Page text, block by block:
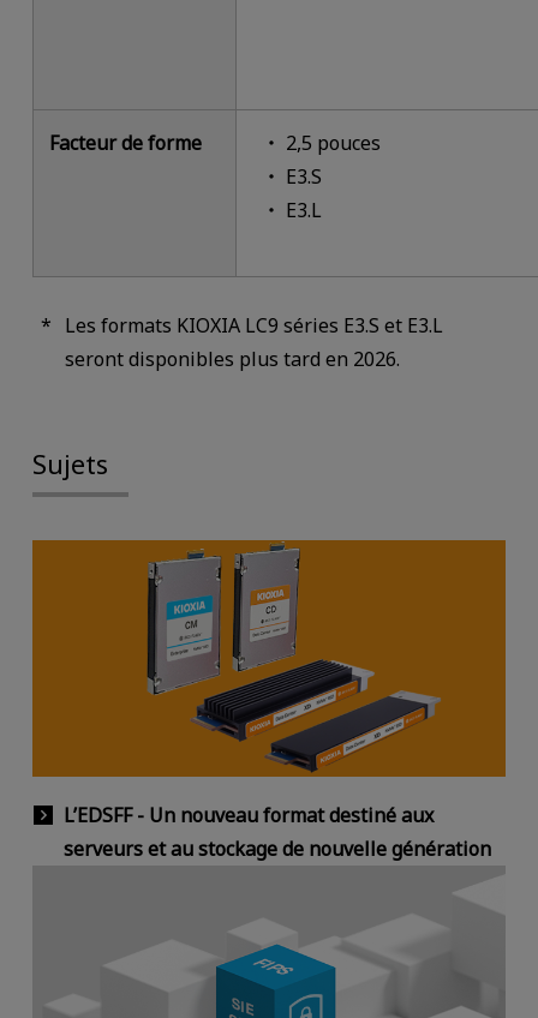
Facteur de forme
2,5 pouces
E3.S
E3.L
Les formats KIOXIA LC9 séries E3.S et E3.L
seront disponibles plus tard en 2026.
Sujets
L’EDSFF - Un nouveau format destiné aux
serveurs et au stockage de nouvelle génération